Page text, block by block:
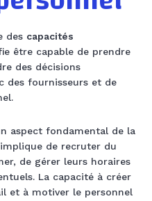
des capacités
être capable de prendre
des décisions
des fournisseurs et de
aspect fondamental de la
de recruter du
de gérer leurs horaires
La capacité à créer
et à motiver le personnel